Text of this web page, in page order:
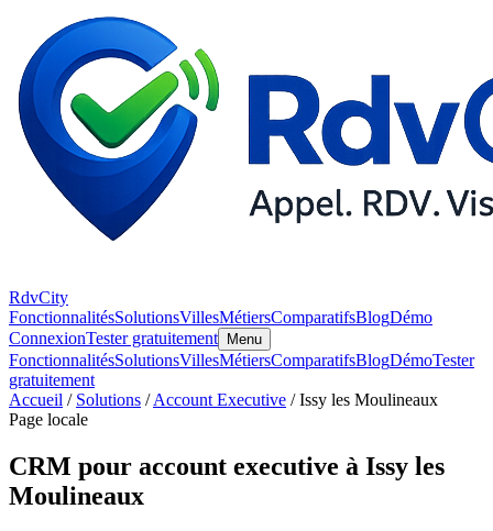
RdvCity
FonctionnalitésSolutionsVillesMétiersComparatifsBlogDémo
ConnexionTester gratuitement Menu
FonctionnalitésSolutionsVillesMétiersComparatifsBlogDémoTester
gratuitement
Accueil / Solutions /Account Executive / Issy les Moulineaux
Page locale
CRM pour account executive à Issy les
Moulineaux